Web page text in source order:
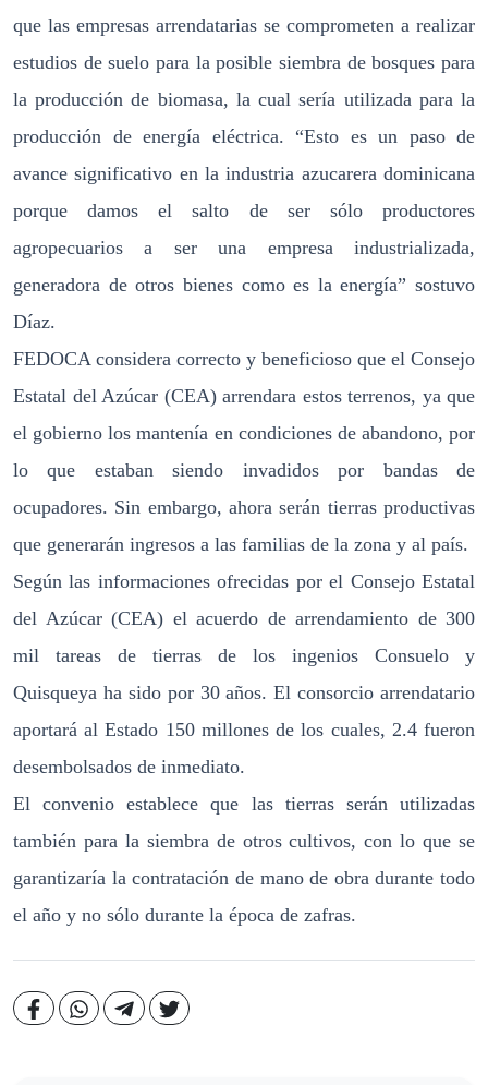
que las empresas arrendatarias se comprometen a realizar
estudios de suelo para la posible siembra de bosques para
la producción de biomasa, la cual sería utilizada para la
producción de energía eléctrica. “Esto es un paso de
avance significativo en la industria azucarera dominicana
porque damos el salto de ser sólo productores
agropecuarios a ser una empresa industrializada,
generadora de otros bienes como es la energía” sostuvo
Díaz.
FEDOCA considera correcto y beneficioso que el Consejo
Estatal del Azúcar (CEA) arrendara estos terrenos, ya que
el gobierno los mantenía en condiciones de abandono, por
lo que estaban siendo invadidos por bandas de
ocupadores. Sin embargo, ahora serán tierras productivas
que generarán ingresos a las familias de la zona y al país.
Según las informaciones ofrecidas por el Consejo Estatal
del Azúcar (CEA) el acuerdo de arrendamiento de 300
mil tareas de tierras de los ingenios Consuelo y
Quisqueya ha sido por 30 años. El consorcio arrendatario
aportará al Estado 150 millones de los cuales, 2.4 fueron
desembolsados de inmediato.
El convenio establece que las tierras serán utilizadas
también para la siembra de otros cultivos, con lo que se
garantizaría la contratación de mano de obra durante todo
el año y no sólo durante la época de zafras.